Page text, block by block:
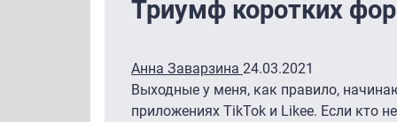
Триумф коротких
Анна Заварзина 24.03.2021
Выходные у меня, как правило,
приложениях TikTok и Likee. Если кто